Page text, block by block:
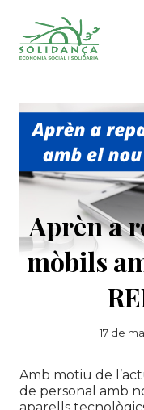
contingut
Aprèn a
mòbils
17 de
Amb motiu de
de personal amb